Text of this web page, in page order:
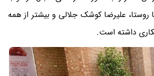
روستا، علیرضا کوشک جلالی و بیشتر از همه
داشته است.